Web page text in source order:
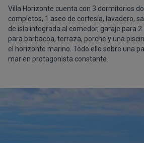
Villa Horizonte cuenta con 3 dormitorios
completos, 1 aseo de cortesía, lavadero,
de isla integrada al comedor, garaje para
para barbacoa, terraza, porche y una
el horizonte marino. Todo ello sobre una
mar en protagonista constante.